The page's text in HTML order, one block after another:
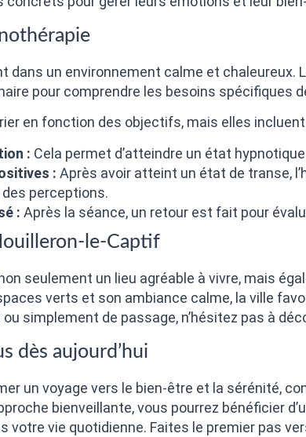
dans un environnement calme et
pour comprendre les besoins spécifiques
en fonction des objectifs, mais elles
: Cela permet d’atteindre un état
: Après avoir atteint un état de transe,
perceptions.
: Après la séance, un retour est fait pour
le-Captif
seulement un lieu agréable à vivre, mais
verts et son ambiance calme, la ville
simplement de passage, n’hésitez pas à
dès aujourd’hui
un voyage vers le bien-être et la sérénité,
bienveillante, vous pourrez bénéficier
votre vie quotidienne. Faites le premier pas